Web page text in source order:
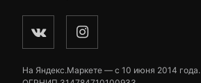
На Яндекс.Маркете — c 10 июня 2014 года.